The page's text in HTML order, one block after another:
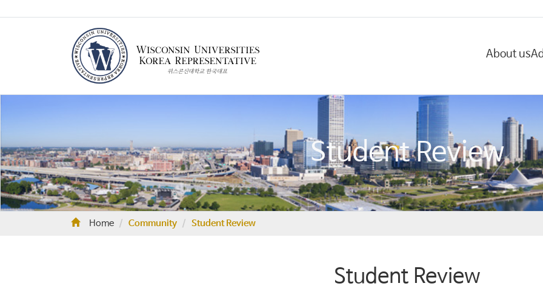
About us
Student Review
Home Community Student Review
Student Review